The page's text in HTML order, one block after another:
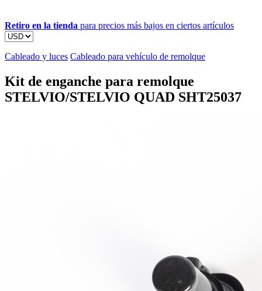
Retiro en la tienda para precios más bajos en ciertos artículos
Cableado y luces Cableado para vehículo de remolque
Kit de enganche para remolque
STELVIO/STELVIO QUAD SHT25037